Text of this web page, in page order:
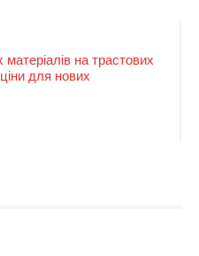
на трастових
для нових